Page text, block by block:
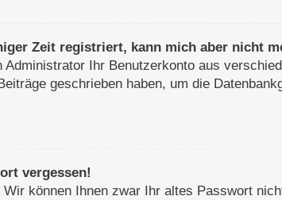
Zeit registriert, kann mich aber nicht
Administrator Ihr Benutzerkonto aus
geschrieben haben, um die
vergessen!
können Ihnen zwar Ihr altes Passwort